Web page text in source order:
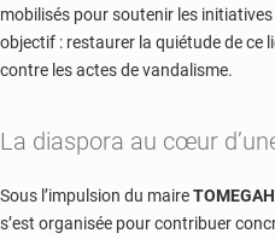
mobilisés pour soutenir les
objectif : restaurer la quiétude de ce
contre les actes de vandalisme.
La diaspora au cœur
Sous l’impulsion du maire
s’est organisée pour contribuer